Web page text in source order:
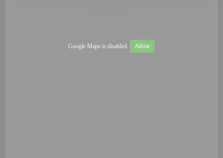
Google Maps is disabled. Allow